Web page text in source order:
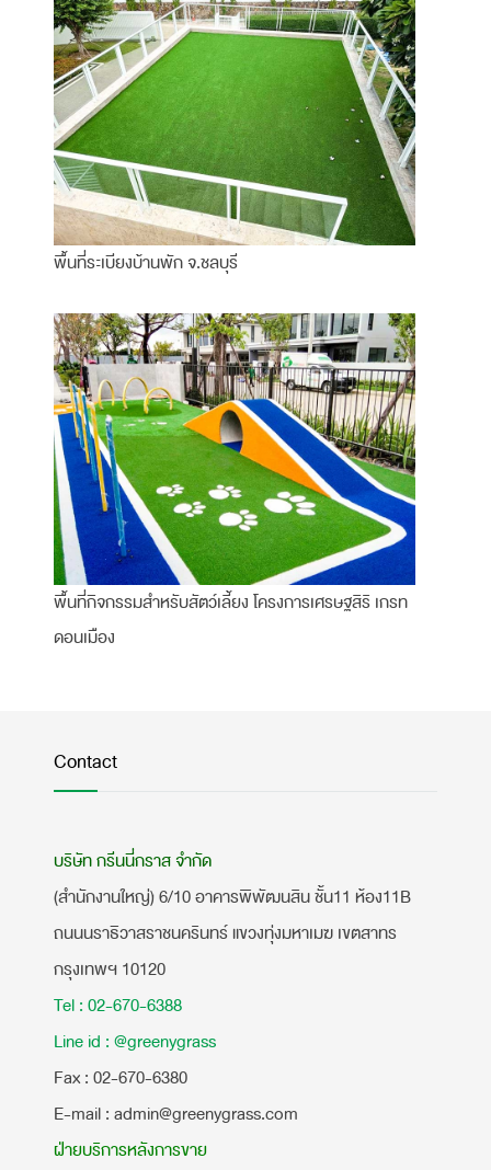
พื้นที่ระเบียงบ้านพัก จ.ชลบุรี
พื้นที่กิจกรรมสำหรับสัตว์เลี้ยง โครงการเศรษฐสิริ เกรท
ดอนเมือง
Contact
บริษัท กรีนนี่กราส จำกัด
(สำนักงานใหญ่) 6/10 อาคารพิพัฒนสิน ชั้น11 ห้อง11B
ถนนนราธิวาสราชนครินทร์ แขวงทุ่งมหาเมฆ เขตสาทร
กรุงเทพฯ 10120
Tel : 02-670-6388
Line id : @greenygrass
​Fax : 02-670-6380
E-mail : admin@greenygrass.com
ฝ่ายบริการหลังการขาย